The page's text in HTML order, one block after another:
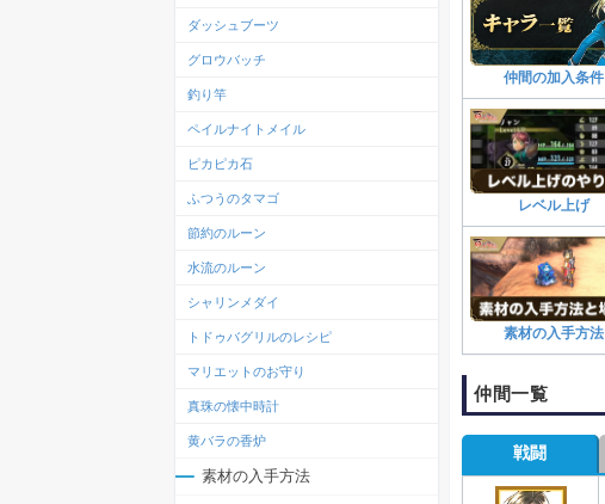
仲間の加入条件
レベル上げ
素材の入手方法
仲間一覧
戦闘
ダッシュブーツ
グロウバッチ
釣り竿
ペイルナイトメイル
ピカピカ石
ふつうのタマゴ
節約のルーン
水流のルーン
シャリンメダイ
トドゥバグリルのレシピ
マリエットのお守り
真珠の懐中時計
黄バラの香炉
素材の入手方法